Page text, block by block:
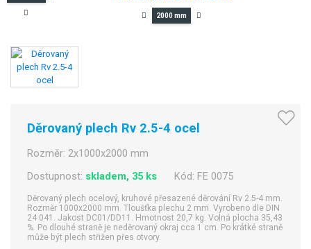
2000 mm
Děrovaný plech Rv 2.5-4 ocel
Rozměr: 2x1000x2000 mm
Dostupnost: skladem, 35 ks Kód: FE 0075
Děrovaný plech ocelový, kruhové přesazené děrování Rv 2.5-4 mm.
Rozměr 1000x2000 mm. Tloušťka plechu 2 mm. Vyrobeno dle DIN
24 041. Jakost DC01/DD11. Hmotnost 20,7 kg. Volná plocha 35,43
%. Po dlouhé straně je neděrovaný okraj cca 1 cm. Po krátké straně
může být plech střižen přes otvory.